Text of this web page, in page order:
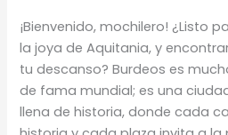
¡Bienvenido, mochilero! ¿Listo
la joya de Aquitania, y
tu descanso? Burdeos es
de fama mundial; es una
llena de historia, donde cada